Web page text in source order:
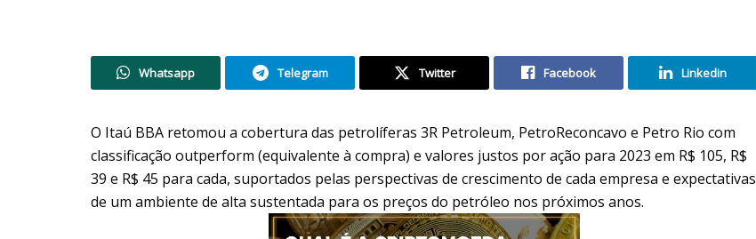
Whatsapp Telegram Twitter Facebook Linkedin
O Itaú BBA retomou a cobertura das petrolíferas 3R Petroleum, PetroReconcavo e Petro Rio com
classificação outperform (equivalente à compra) e valores justos por ação para 2023 em R$ 105, R$
39 e R$ 45 para cada, suportados pelas perspectivas de crescimento de cada empresa e expectativas
de um ambiente de alta sustentada para os preços do petróleo nos próximos anos.